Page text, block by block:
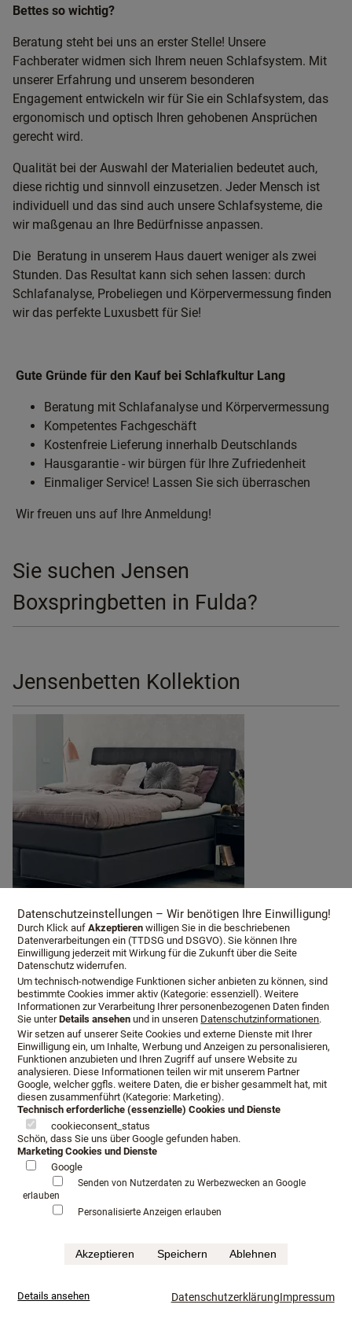
Bettes so wichtig?
Beratung steht bei uns an erster Stelle! Unsere
Fachberater widmen sich Ihrem neuen Schlafsystem. Mit
unserer Erfahrung und unserem besonderen
Engagement entwickeln wir für Sie ein Schlafsystem, das
ergonomisch und optisch Ihren gehobenen Ansprüchen
gerecht wird.
Qualität bei der Auswahl der Materialien bedeutet auch,
diese richtig und sinnvoll einzusetzen. Jeder Mensch ist
individuell und das sind auch unsere Schlafsysteme, die
wir maßgenau an Ihre Bedürfnisse anpassen.
Die Beratung in unserem Haus dauert weniger als zwei
Stunden. Das Resultat kann sich sehen lassen: durch
Schlafanalyse, Probeliegen und Körpervermessung finden
wir das perfekte Luxusbett für Sie!
Gute Gründe für den Kauf bei Schlafkultur Lang
Beratung mit Schlafanalyse und Körpervermessung
Kompetentes Fachgeschäft
Kostenfreie Lieferung innerhalb Deutschlands
Hausgarantie - wir bürgen für Ihre Zufriedenheit
Einmaliger Service! Lassen Sie sich überraschen
Wir freuen uns auf Ihre Anmeldung!
Sie suchen Jensen
Boxspringbetten in Fulda?
Jensenbetten Kollektion
Jensen Betten für Fulda
Jensen Boxspringbetten für
Datenschutzeinstellungen – Wir benötigen Ihre Einwilligung!
Durch Klick aufAkzeptieren willigen Sie in die beschriebenen
Datenverarbeitungen ein (TTDSG und DSGVO). Sie können Ihre
Einwilligung jederzeit mit Wirkung für die Zukunft über die Seite
Datenschutz widerrufen.
Um technisch-notwendige Funktionen sicher anbieten zu können, sind
bestimmte Cookies immer aktiv (Kategorie: essenziell). Weitere
Informationen zur Verarbeitung Ihrer personenbezogenen Daten finden
Sie unterDetails ansehen und in unseren Datenschutzinformationen.
Wir setzen auf unserer Seite Cookies und externe Dienste mit Ihrer
Einwilligung ein, um Inhalte, Werbung und Anzeigen zu personalisieren,
Funktionen anzubieten und Ihren Zugriff auf unsere Website zu
analysieren. Diese Informationen teilen wir mit unserem Partner
Google, welcher ggfls. weitere Daten, die er bisher gesammelt hat, mit
diesen zusammenführt (Kategorie: Marketing).
Technisch erforderliche (essenzielle) Cookies und Dienste
cookieconsent_status
Schön, dass Sie uns über Google gefunden haben.
Marketing Cookies und Dienste
Google
Senden von Nutzerdaten zu Werbezwecken an Google
erlauben
Personalisierte Anzeigen erlauben
Akzeptieren Speichern Ablehnen
Details ansehen DatenschutzerklärungImpressum